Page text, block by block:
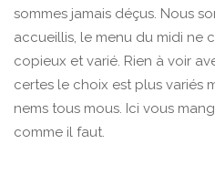
sommes jamais déçus. Nous
accueillis, le menu du midi ne
copieux et varié. Rien à voir
certes le choix est plus variés
nems tous mous. Ici vous
comme il faut.